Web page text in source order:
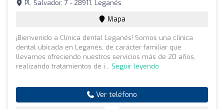
Pl. Salvador, 7 - 28911, Leganés
Mapa
¡Bienvenido a Clínica dental Leganés! Somos una clínica
dental ubicada en Leganés, de carácter familiar que
llevamos ofreciendo nuestros servicios más de 20 años,
realizando tratamientos de i... Seguir leyendo
Ver teléfono